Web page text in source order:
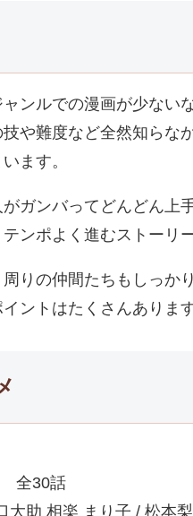
ンルでの漫画が少ない
や難度など全然知らな
ます。
ガンバってどんどん上
ンポよく進むストーリ
りの仲間たちもしっか
ントはたくさんありま
全30話
助 相楽 まり子 / 松本